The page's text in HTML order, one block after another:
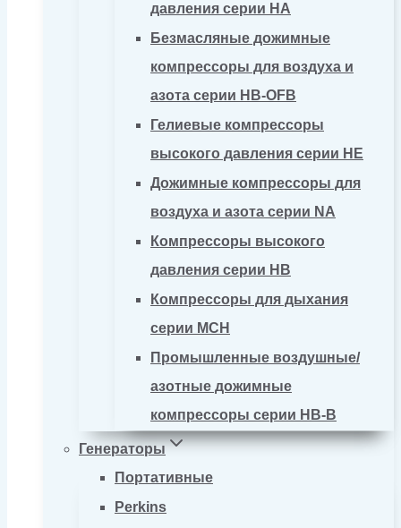
давления серии HA
Безмасляные дожимные
компрессоры для воздуха и
азота серии HB-OFB
Гелиевые компрессоры
высокого давления серии HE
Дожимные компрессоры для
воздуха и азота серии NA
Компрессоры высокого
давления серии HB
Компрессоры для дыхания
серии MCH
Промышленные воздушные/
азотные дожимные
компрессоры серии HB-B
Генераторы
Портативные
Perkins